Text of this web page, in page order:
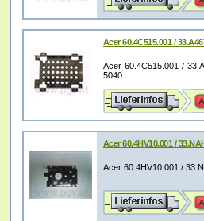
Acer 60.4C515.001 /
Acer 60.4C515.001 /
5040
Acer 60.4HV10.001 /
Acer 60.4HV10.001 /